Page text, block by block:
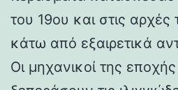
του 19ου και στις
κάτω από εξαιρετικά
Οι μηχανικοί της